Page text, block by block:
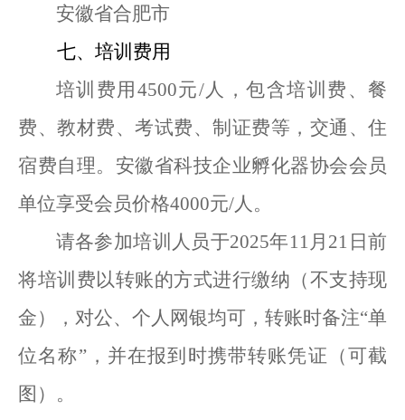
安徽省合肥市
七、培训费用
培训费用 4500元/人，包含培训费、餐
费、教材费、考试费、制证费等，交通、住
宿费自理。安徽省科技企业孵化器协会会员
单位享受会员价格4000元/人。
请各参加培训人员于2025年11月21日前
将培训费以转账的方式进行缴纳（不支持现
金），对公、个人网银均可，转账时备注“单
位名称”，并在报到时携带转账凭证（可截
图）。